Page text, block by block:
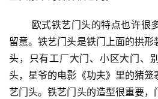
首
页
留意。铁艺门头是铁门上面的拱形
头，只有工厂大门、小区大门、
头，星爷的电影《功夫》里的猪
艺门头。铁艺门头的造型很重要